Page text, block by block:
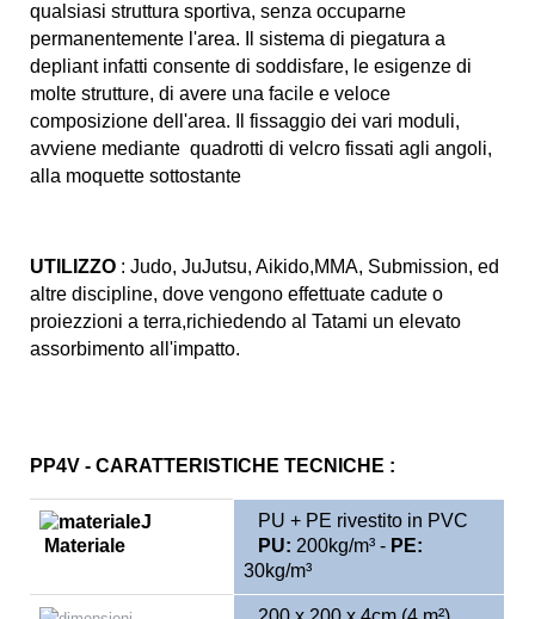
qualsiasi struttura sportiva, senza occuparne
permanentemente l'area. Il sistema di piegatura a
depliant infatti consente di soddisfare, le esigenze di
molte strutture, di avere una facile e veloce
composizione dell'area.
Il fissaggio dei vari moduli,
avviene mediante quadrotti di velcro fissati agli angoli,
alla moquette sottostante
UTILIZZO : Judo, JuJutsu, Aikido,MMA, Submission, ed
altre discipline, dove vengono effettuate cadute o
proiezzioni a terra,richiedendo al Tatami un elevato
assorbimento all'impatto.
PP4V - CARATTERISTICHE TECNICHE :
Materiale
PU + PE rivestito in PVC
PU: 200kg/m³ - PE:
30kg/m³